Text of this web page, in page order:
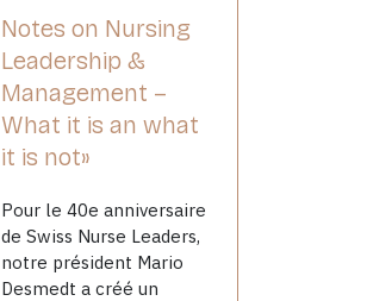
Notes on Nursing
Leadership &
Management –
What it is an what
it is not»
Pour le 40e anniversaire
de Swiss Nurse Leaders,
notre président Mario
Desmedt a créé un